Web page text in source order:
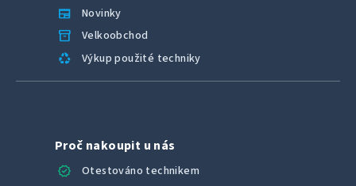
newspaper Novinky
inventory_2 Velkoobchod
recycling Výkup použité techniky
Proč nakoupit u nás
verified
Otestováno technikem